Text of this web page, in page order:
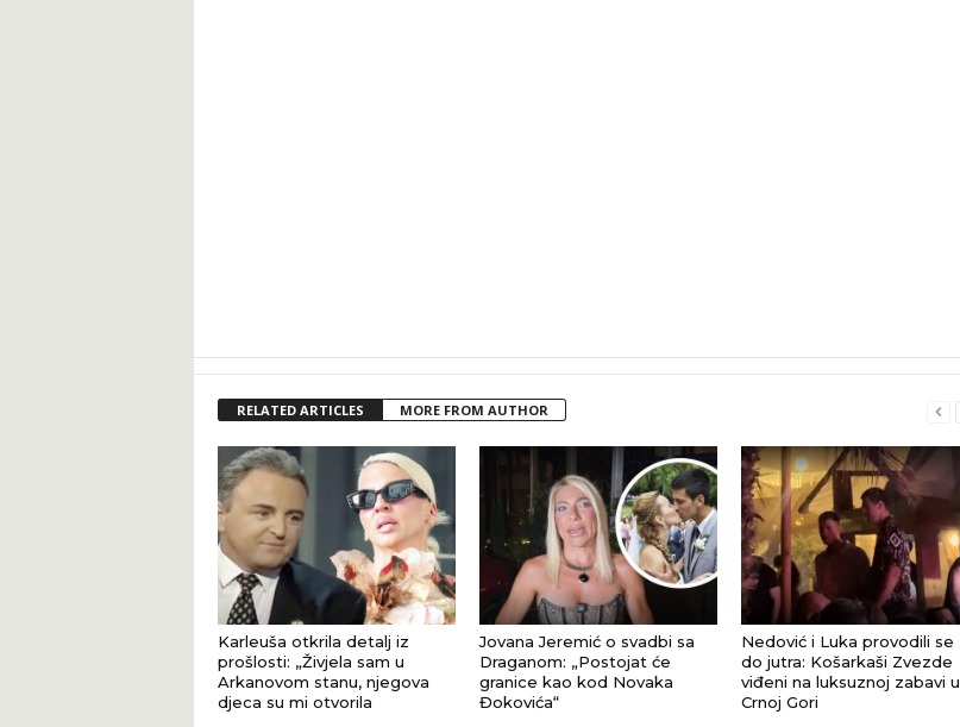
RELATED ARTICLES MORE FROM AUTHOR
Karleuša otkrila detalj iz
prošlosti: „Živjela sam u
Arkanovom stanu, njegova
djeca su mi otvorila
Jovana Jeremić o svadbi sa
Draganom: „Postojat će
granice kao kod Novaka
Đokovića“
Nedović i Luka provodili se
do jutra: Košarkaši Zvezde
viđeni na luksuznoj zabavi u
Crnoj Gori